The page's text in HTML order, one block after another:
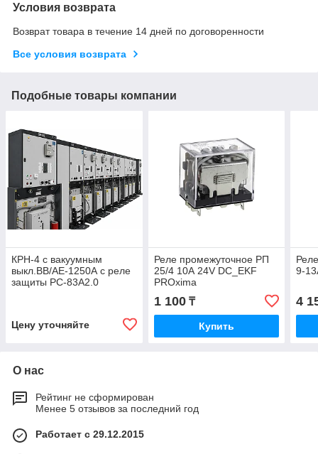
Условия возврата
Возврат товара в течение 14 дней по договоренности
Все условия возврата
Подобные товары компании
КРН-4 с вакуумным
выкл.ВВ/АЕ-1250А с реле
защиты РС-83А2.0
Цену уточняйте
Реле промежуточное РП
25/4 10А 24V DС_EKF
PROxima
1 100₸
Купить
9-
4
О нас
Рейтинг не сформирован
Менее 5 отзывов за последний год
Работает с 29.12.2015